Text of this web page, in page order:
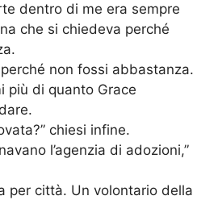
dentro di me era sempre
che si chiedeva perché
non fossi abbastanza.
più di quanto Grace
chiesi infine.
l’agenzia di adozioni,”
per città. Un volontario della